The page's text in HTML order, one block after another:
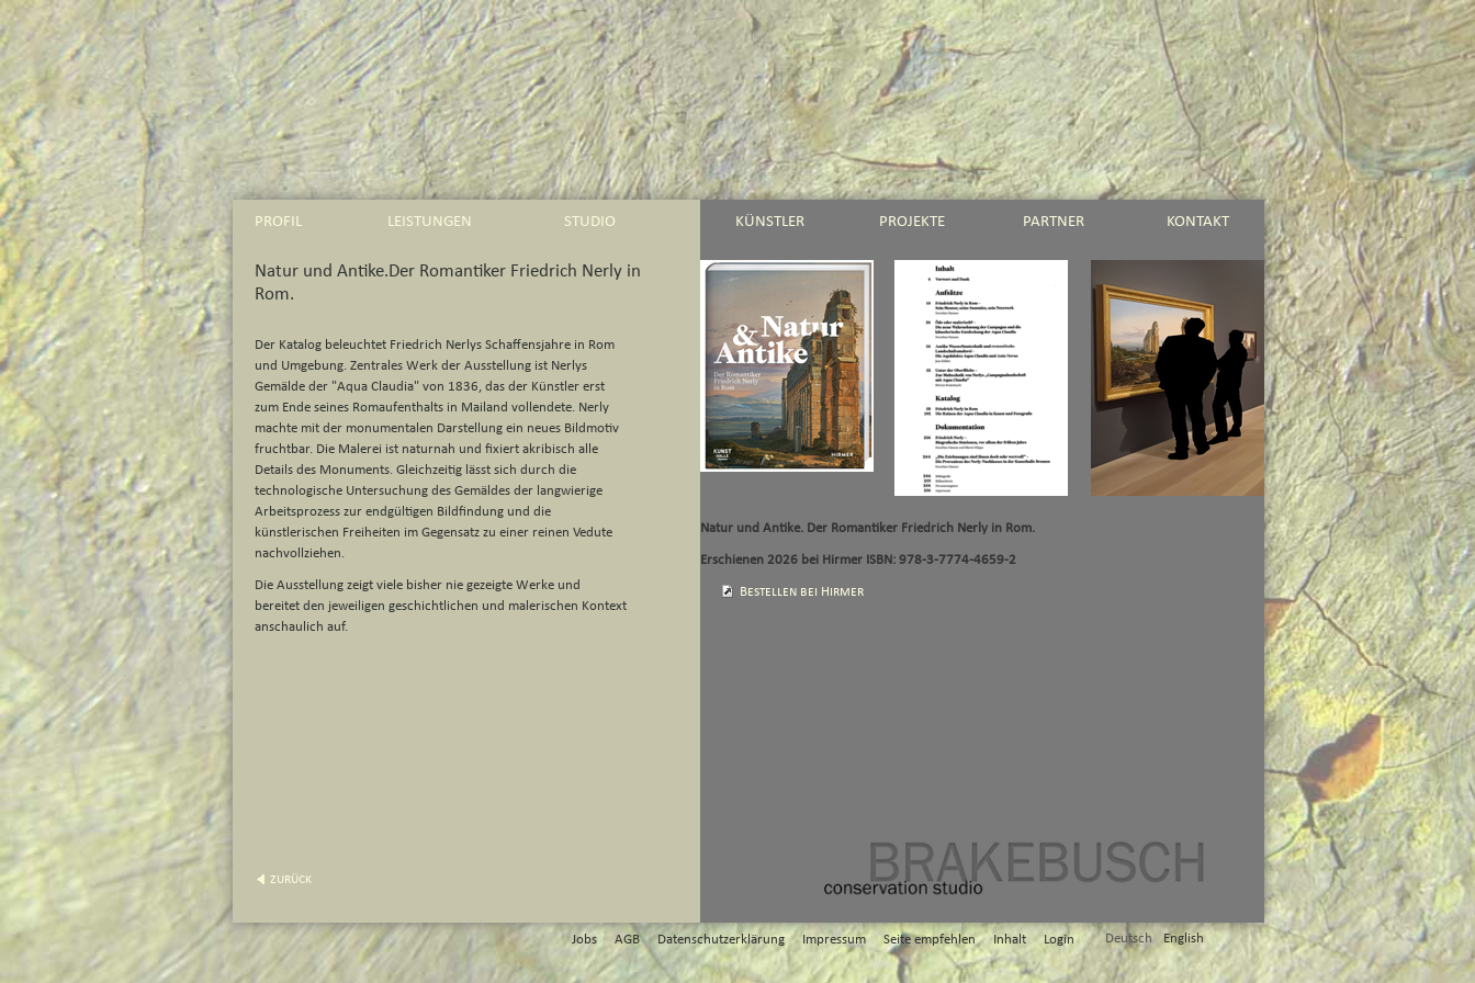
PROFIL LEISTUNGEN STUDIO KÜNSTLER PROJEKTE PARTNER KONTAKT
Natur und Antike.Der Romantiker Friedrich Nerly in
Rom.
Der Katalog beleuchtet Friedrich Nerlys Schaffensjahre in Rom
und Umgebung. Zentrales Werk der Ausstellung ist Nerlys
Gemälde der "Aqua Claudia" von 1836, das der Künstler erst
zum Ende seines Romaufenthalts in Mailand vollendete. Nerly
machte mit der monumentalen Darstellung ein neues Bildmotiv
fruchtbar. Die Malerei ist naturnah und fixiert akribisch alle
Details des Monuments. Gleichzeitig lässt sich durch die
technologische Untersuchung des Gemäldes der langwierige
Arbeitsprozess zur endgültigen Bildfindung und die
künstlerischen Freiheiten im Gegensatz zu einer reinen Vedute
nachvollziehen.
Die Ausstellung zeigt viele bisher nie gezeigte Werke und
bereitet den jeweiligen geschichtlichen und malerischen Kontext
anschaulich auf.
Natur und Antike. Der Romantiker Friedrich Nerly in Rom.
Erschienen 2026 bei Hirmer ISBN: 978-3-7774-4659-2
Bestellen bei Hirmer
zurück
Jobs AGB Datenschutzerklärung Impressum Seite empfehlen Inhalt Login English
Deutsch